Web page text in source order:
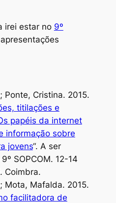
irei estar no 9º
Ponte, Cristina. 2015.
titilações e
papéis da internet
informação sobre
jovens“. A ser
SOPCOM. 12-14
Coimbra.
Mota, Mafalda. 2015.
facilitadora de